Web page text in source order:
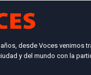
desde Voces venimos
y del mundo con la